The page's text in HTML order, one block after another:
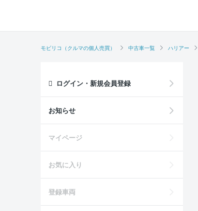
モビリコ（クルマの個人売買） 中古車一覧 ハリアー
ログイン・新規会員登録
お知らせ
マイページ
お気に入り
登録車両